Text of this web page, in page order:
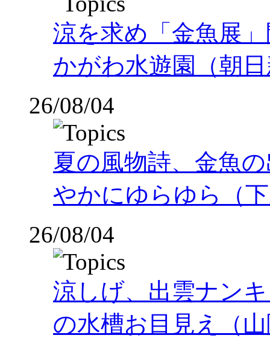
涼を求め「金魚展
かがわ水遊園（朝
26/08/04
夏の風物詩、金魚
やかにゆらゆら（
26/08/04
涼しげ、出雲ナン
の水槽お目見え（